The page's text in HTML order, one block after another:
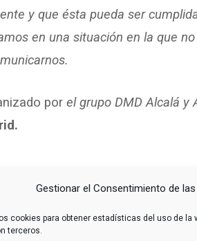
Gestionar el Consentimiento de
cookies para obtener estadísticas del uso de la
terceros.
y que ésta pueda ser
en una situación en la que no
porel grupo DMD Alcalá y